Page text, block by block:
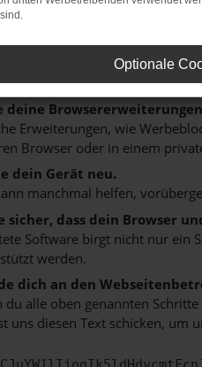
ist ein Fehler aufgetreten.
deine Firewall und
andere Webseiten, zum
deine
Erweiterungen, wie
Browser oder in einem
dein Gerät neu.
manchmal helfen,
sicher, dass dein Browser
Software birgt nicht nur ein
werden.
dich an den
du alle oben genannten
uns diesen Text schicken, um
Optionale